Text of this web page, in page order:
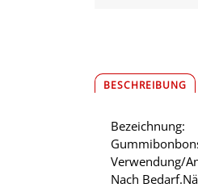
BESCHREIBUNG
Bezeichnung:
Verwendung/
Nach